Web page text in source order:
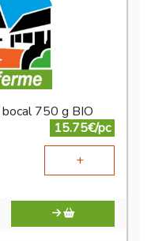
750 g BIO
15.75€/pc
+